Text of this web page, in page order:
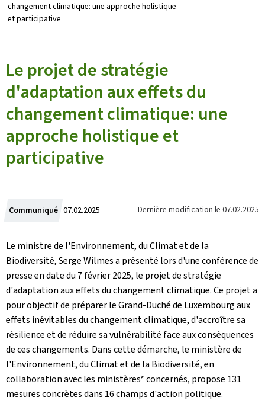
changement climatique: une approche holistique
et participative
Le projet de stratégie
d'adaptation aux effets du
changement climatique: une
approche holistique et
participative
Communiqué Crée
le
07.02.2025 Dernière modification le 07.02.2025
Le ministre de l'Environnement, du Climat et de la
Biodiversité, Serge Wilmes a présenté lors d'une conférence de
presse en date du 7 février 2025, le projet de stratégie
d'adaptation aux effets du changement climatique. Ce projet a
pour objectif de préparer le Grand-Duché de Luxembourg aux
effets inévitables du changement climatique, d'accroître sa
résilience et de réduire sa vulnérabilité face aux conséquences
de ces changements. Dans cette démarche, le ministère de
l'Environnement, du Climat et de la Biodiversité, en
collaboration avec les ministères* concernés, propose 131
mesures concrètes dans 16 champs d'action politique.